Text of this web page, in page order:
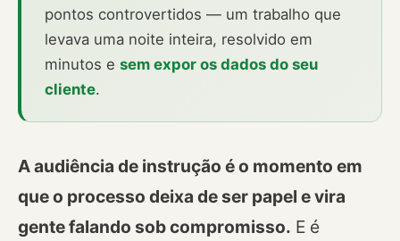
pontos controvertidos — um trabalho que
levava uma noite inteira, resolvido em
minutos e sem expor os dados do seu
cliente.
A audiência de instrução é o momento em
que o processo deixa de ser papel e vira
gente falando sob compromisso. E é